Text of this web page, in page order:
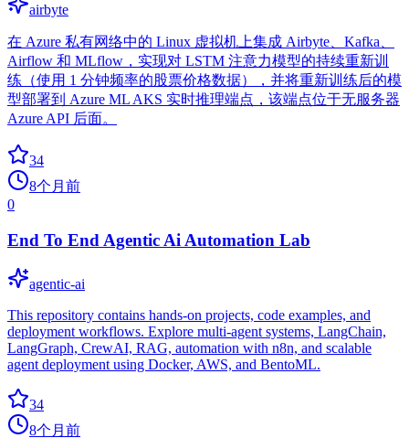
airbyte
在 Azure 私有网络中的 Linux 虚拟机上集成 Airbyte、Kafka、
Airflow 和 MLflow，实现对 LSTM 注意力模型的持续重新训
练（使用 1 分钟频率的股票价格数据），并将重新训练后的模
型部署到 Azure ML AKS 实时推理端点，该端点位于无服务器
Azure API 后面。
34
8个月前
0
End To End Agentic Ai Automation Lab
agentic-ai
This repository contains hands-on projects, code examples, and
deployment workflows. Explore multi-agent systems, LangChain,
LangGraph, CrewAI, RAG, automation with n8n, and scalable
agent deployment using Docker, AWS, and BentoML.
34
8个月前